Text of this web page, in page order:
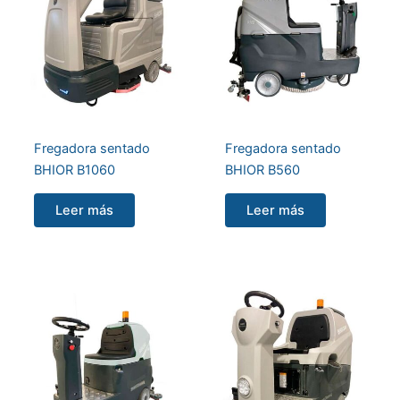
Fregadora sentado
BHIOR B1060
Leer más
Fregadora sentado
BHIOR B560
Leer más